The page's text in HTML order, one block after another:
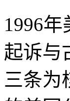
1996
起诉与
三条为